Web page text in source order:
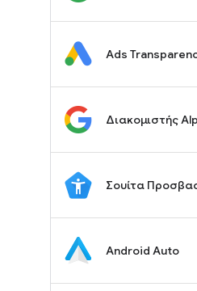
Ads
Διακομιστής
Σουίτα
Android Auto